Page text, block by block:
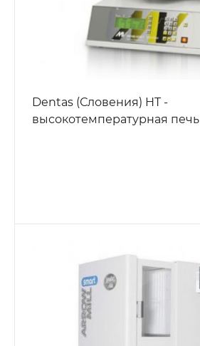
Dentas (Словения) HT -
высокотемпературная печь